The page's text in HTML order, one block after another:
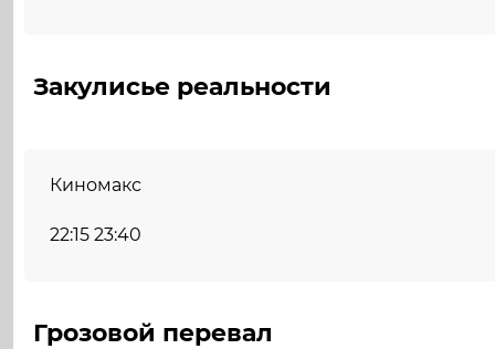
Закулисье реальности
Киномакс
22:15 23:40
Грозовой перевал